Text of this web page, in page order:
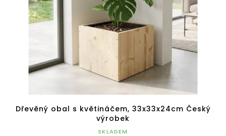
Dřevěný obal s květináčem, 33x33x24cm Český
výrobek
SKLADEM